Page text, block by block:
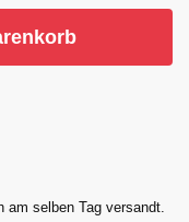
selben Tag versandt.